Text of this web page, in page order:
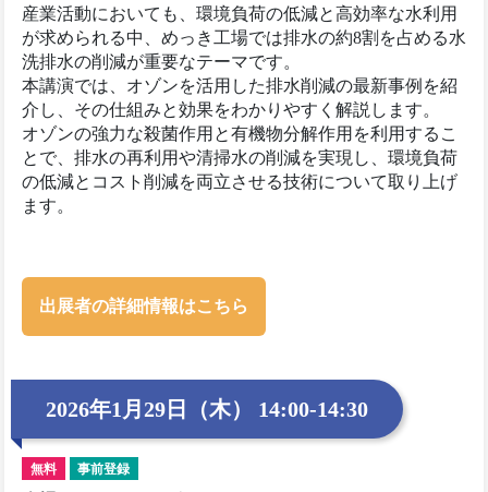
産業活動においても、環境負荷の低減と高効率な水利用
が求められる中、めっき工場では排水の約8割を占める水
洗排水の削減が重要なテーマです。
本講演では、オゾンを活用した排水削減の最新事例を紹
介し、その仕組みと効果をわかりやすく解説します。
オゾンの強力な殺菌作用と有機物分解作用を利用するこ
とで、排水の再利用や清掃水の削減を実現し、環境負荷
の低減とコスト削減を両立させる技術について取り上げ
ます。
出展者の詳細情報はこちら
2026年1月29日（木） 14:00-14:30
無料 事前登録